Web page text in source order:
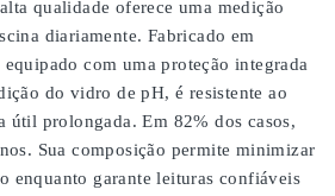
qualidade oferece uma medição
diariamente. Fabricado em
com uma proteção integrada
do vidro de pH, é resistente ao
útil prolongada. Em 82% dos casos,
Sua composição permite minimizar
enquanto garante leituras confiáveis